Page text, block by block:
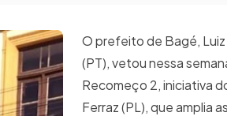
O prefeito de Bagé,
(PT), vetou nessa
Recomeço 2, iniciativa
Ferraz (PL), que amplia